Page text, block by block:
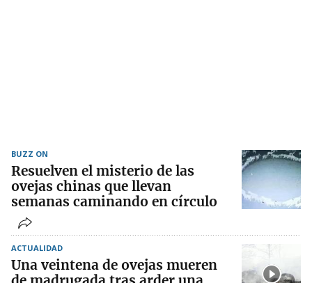
BUZZ ON
Resuelven el misterio de las
ovejas chinas que llevan
semanas caminando en círculo
ACTUALIDAD
Una veintena de ovejas mueren